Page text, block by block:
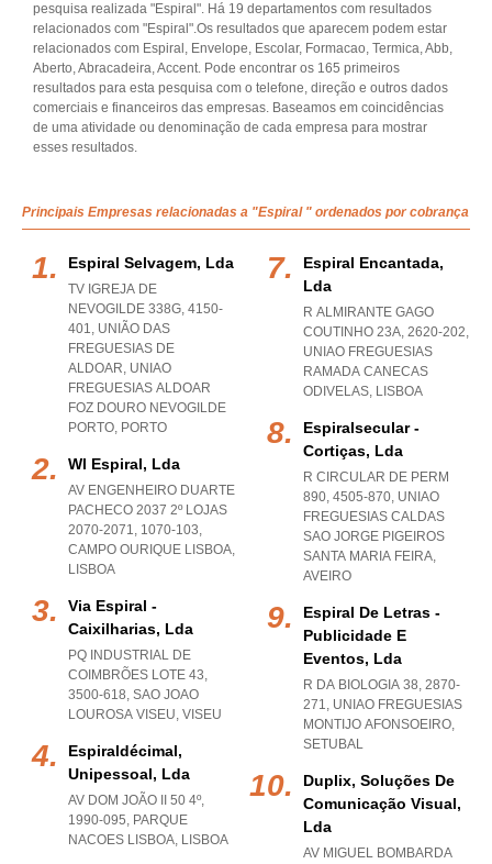
pesquisa realizada "Espiral". Há 19 departamentos com resultados
relacionados com "Espiral".Os resultados que aparecem podem estar
relacionados com Espiral, Envelope, Escolar, Formacao, Termica, Abb,
Aberto, Abracadeira, Accent. Pode encontrar os 165 primeiros
resultados para esta pesquisa com o telefone, direção e outros dados
comerciais e financeiros das empresas. Baseamos em coincidências
de uma atividade ou denominação de cada empresa para mostrar
esses resultados.
Principais Empresas relacionadas a "Espiral " ordenados por cobrança
Espiral Selvagem, Lda
TV IGREJA DE
NEVOGILDE 338G, 4150-
401, UNIÃO DAS
FREGUESIAS DE
ALDOAR, UNIAO
FREGUESIAS ALDOAR
FOZ DOURO NEVOGILDE
PORTO, PORTO
Wl Espiral, Lda
AV ENGENHEIRO DUARTE
PACHECO 2037 2º LOJAS
2070-2071, 1070-103,
CAMPO OURIQUE LISBOA,
LISBOA
Via Espiral -
Caixilharias, Lda
PQ INDUSTRIAL DE
COIMBRÕES LOTE 43,
3500-618, SAO JOAO
LOUROSA VISEU, VISEU
Espiraldécimal,
Unipessoal, Lda
AV DOM JOÃO II 50 4º,
1990-095, PARQUE
NACOES LISBOA, LISBOA
Espiral Encantada,
Lda
R ALMIRANTE GAGO
COUTINHO 23A, 2620-202,
UNIAO FREGUESIAS
RAMADA CANECAS
ODIVELAS, LISBOA
Espiralsecular -
Cortiças, Lda
R CIRCULAR DE PERM
890, 4505-870, UNIAO
FREGUESIAS CALDAS
SAO JORGE PIGEIROS
SANTA MARIA FEIRA,
AVEIRO
Espiral De Letras -
Publicidade E
Eventos, Lda
R DA BIOLOGIA 38, 2870-
271, UNIAO FREGUESIAS
MONTIJO AFONSOEIRO,
SETUBAL
Duplix, Soluções De
Comunicação Visual,
Lda
AV MIGUEL BOMBARDA